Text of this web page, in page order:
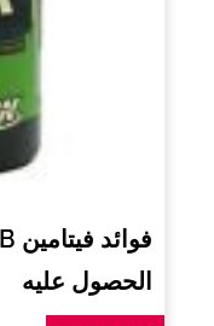
الحصول عليه